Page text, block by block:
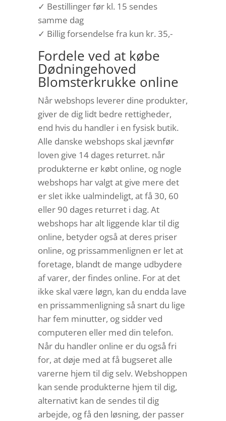
✓ Bestillinger før kl. 15 sendes
samme dag
✓ Billig forsendelse fra kun kr. 35,-
Fordele ved at købe
Dødningehoved
Blomsterkrukke online
Når webshops leverer dine produkter,
giver de dig lidt bedre rettigheder,
end hvis du handler i en fysisk butik.
Alle danske webshops skal jævnfør
loven give 14 dages returret. når
produkterne er købt online, og nogle
webshops har valgt at give mere det
er slet ikke ualmindeligt, at få 30, 60
eller 90 dages returret i dag. At
webshops har alt liggende klar til dig
online, betyder også at deres priser
online, og prissammenlignen er let at
foretage, blandt de mange udbydere
af varer, der findes online. For at det
ikke skal være løgn, kan du endda lave
en prissammenligning så snart du lige
har fem minutter, og sidder ved
computeren eller med din telefon.
Når du handler online er du også fri
for, at døje med at få bugseret alle
varerne hjem til dig selv. Webshoppen
kan sende produkterne hjem til dig,
alternativt kan de sendes til dig
arbejde, og få den løsning, der passer